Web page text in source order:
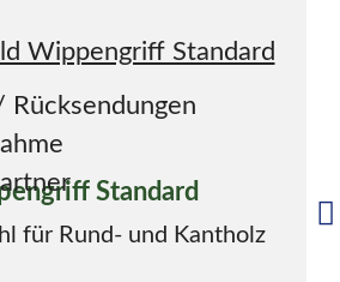
Rücksendungen
Standard
für Rund- und Kantholz